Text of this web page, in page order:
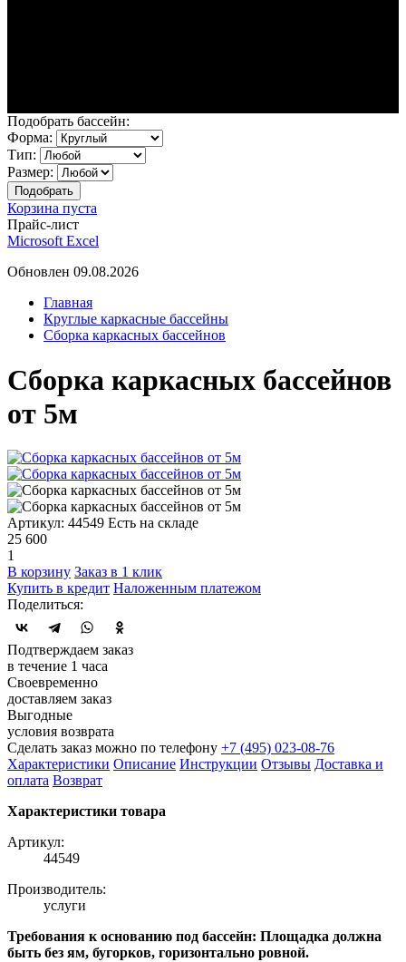
Подобрать бассейн:
Форма:
Тип:
Размер:
Корзина пуста
Прайс-лист
Microsoft Excel
Обновлен 09.08.2026
Главная
Круглые каркасные бассейны
Сборка каркасных бассейнов
Сборка каркасных бассейнов
от 5м
Артикул: 44549 Есть на складе
25 600
1
В корзину Заказ в 1 клик
Купить в кредит Наложенным платежом
Поделиться:
Подтверждаем заказ
в течение 1 часа
Своевременно
доставляем заказ
Выгодные
условия возврата
Сделать заказ можно по телефону +7 (495) 023-08-76
Характеристики Описание Инструкции Отзывы Доставка и
оплата Возврат
Характеристики товара
Артикул:
44549
Производитель:
услуги
Требования к основанию под бассейн: Площадка должна
быть без ям, бугорков, горизонтально ровной.